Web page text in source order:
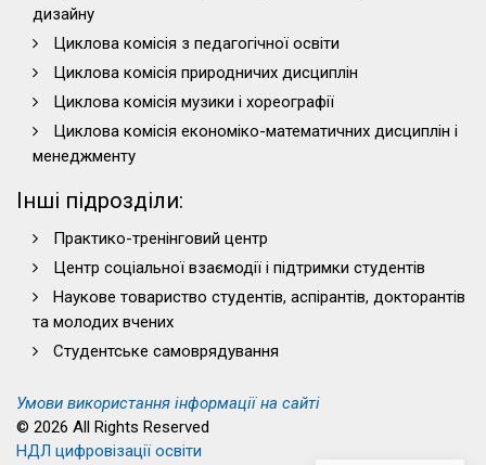
дизайну
Циклова комісія з педагогічної освіти
Циклова комісія природничих дисциплін
Циклова комісія музики і хореографії
Циклова комісія економіко-математичних дисциплін і
менеджменту
Інші підрозділи:
Практико-тренінговий центр
Центр соціальної взаємодії і підтримки студентів
Наукове товариство студентів, аспірантів, докторантів
та молодих вчених
Студентське самоврядування
Умови використання інформації на сайті
© 2026 All Rights Reserved
НДЛ цифровізації освіти